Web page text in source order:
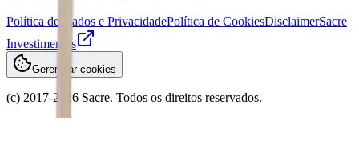
Política de Dados e PrivacidadePolítica de CookiesDisclaimerSacre
Investimentos
Gerenciar cookies
(c) 2017-2026 Sacre. Todos os direitos reservados.